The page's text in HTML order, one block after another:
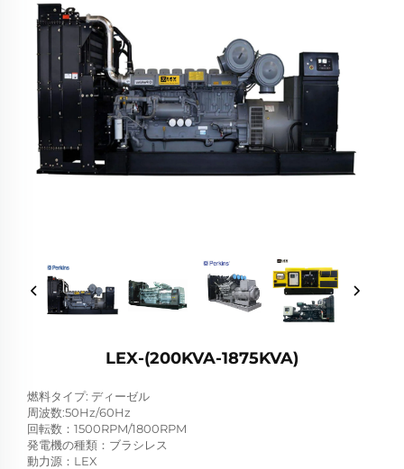
LEX-(200KVA-1875KVA)
燃料タイプ: ディーゼル
周波数:50Hz/60Hz
回転数：1500RPM/1800RPM
発電機の種類：ブラシレス
動力源：LEX